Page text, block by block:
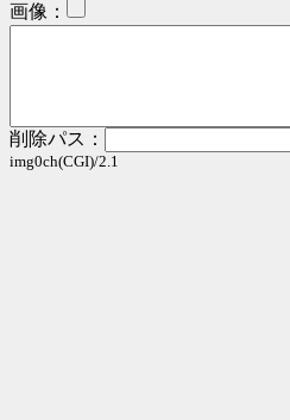
画像：
削除パス：
img0ch(CGI)/2.1